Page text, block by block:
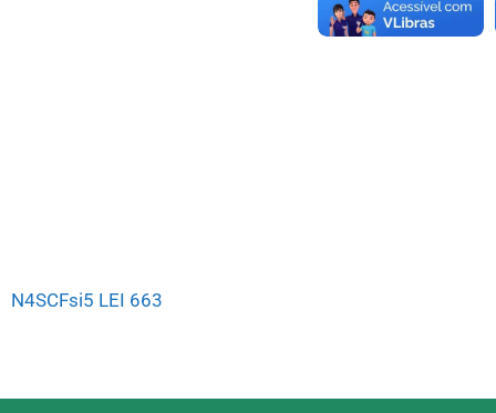
N4SCFsi5 LEI 663